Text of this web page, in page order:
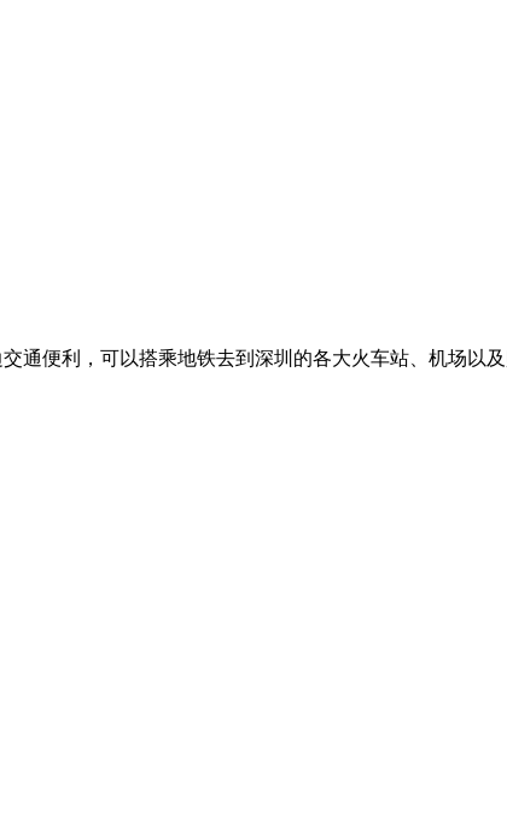
通便利，可以搭乘地铁去到深圳的各大火车站、机场以